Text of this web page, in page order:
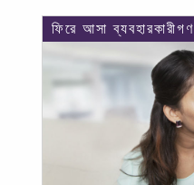
ফিরে আসা ব্যবহারকারীগণ